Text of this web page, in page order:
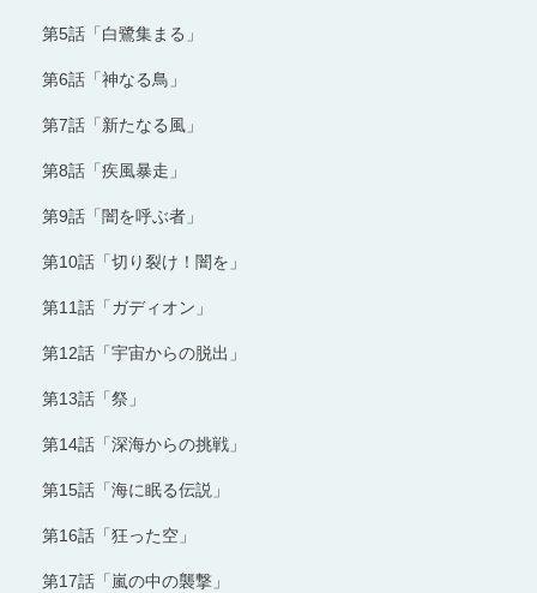
第5話「白鷺集まる」
第6話「神なる鳥」
第7話「新たなる風」
第8話「疾風暴走」
第9話「闇を呼ぶ者」
第10話「切り裂け！闇を」
第11話「ガディオン」
第12話「宇宙からの脱出」
第13話「祭」
第14話「深海からの挑戦」
第15話「海に眠る伝説」
第16話「狂った空」
第17話「嵐の中の襲撃」